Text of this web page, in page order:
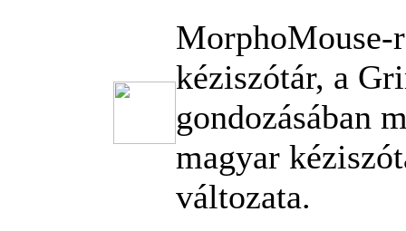
MorphoMouse-
kéziszótár, a
gondozásában
magyar
változata.